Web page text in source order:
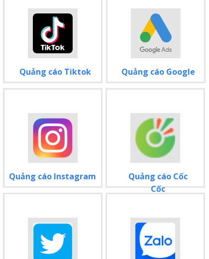
Quảng cáo Tiktok Quảng cáo Google
Quảng cáo Instagram
Quảng cáo Cốc
Cốc